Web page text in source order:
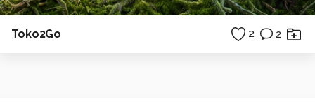
Toko2Go 2 2